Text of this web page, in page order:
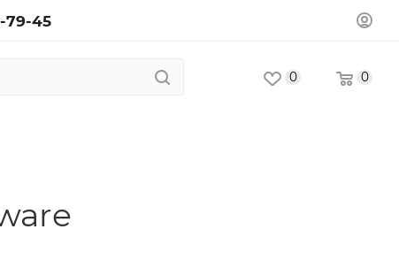
79-45
0 0